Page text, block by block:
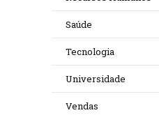
Saúde
Tecnologia
Universidade
Vendas